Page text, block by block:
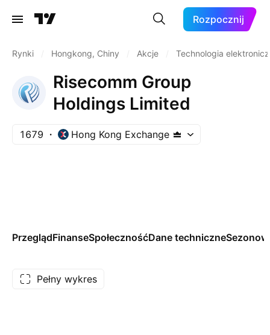
Rozpocznij
Rynki Hongkong, Chiny Akcje Technologia
Risecomm Group
Holdings Limited
1679 Hong Kong Exchange
PrzeglądFinanseSpołecznośćDane techniczne
Pełny wykres